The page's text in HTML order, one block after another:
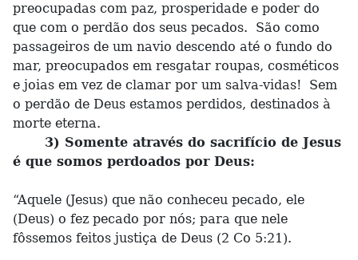
preocupadas com paz, prosperidade e poder do
que com o perdão dos seus pecados. São como
passageiros de um navio descendo até o fundo do
mar, preocupados em resgatar roupas, cosméticos
e joias em vez de clamar por um salva-vidas! Sem
o perdão de Deus estamos perdidos, destinados à
morte eterna.
3) Somente através do sacrifício de Jesus
é que somos perdoados por Deus:
“Aquele (Jesus) que não conheceu pecado, ele
(Deus) o fez pecado por nós; para que nele
fôssemos feitos justiça de Deus (2 Co 5:21).